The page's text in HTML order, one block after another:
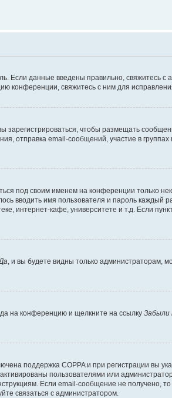
Если данные введены правильно, свяжитесь
конференции, свяжитесь с ним для
чтобы размещать
email-сообщений, участие в группах
под своим именем на конференции только
вводить имя пользователя и пароль каждый
интернет-кафе, университете и т.д. Если
, и вы будете видны только администраторам,
на конференцию и щелкните на ссылку Забыли
поддержка COPPA и при регистрации вы
пользователями или
Если email-сообщение не получено,
связаться с администратором.